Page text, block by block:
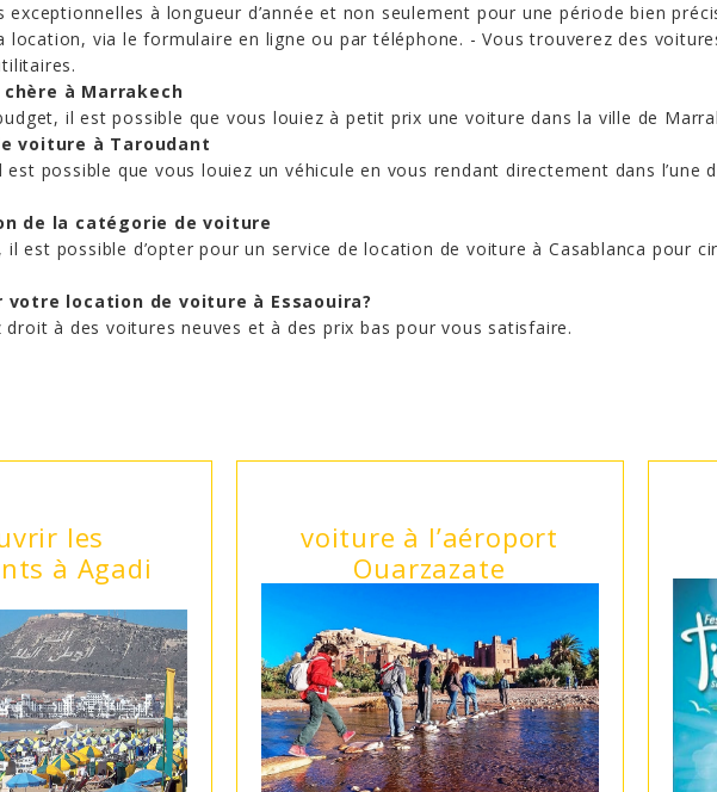
à longueur d’année et non seulement pour une période bien
location, via le formulaire en ligne ou par téléphone. - Vous trouverez des
à Marrakech
il est possible que vous louiez à petit prix une voiture dans la ville de
voiture à Taroudant
possible que vous louiez un véhicule en vous rendant directement dans l’une
de la catégorie de voiture
est possible d’opter pour un service de location de voiture à Casablanca pour
votre location de voiture à Essaouira?
droit à des voitures neuves et à des prix bas pour vous satisfaire.
les
à Agadi
voiture à l’aéroport
Ouarzazate